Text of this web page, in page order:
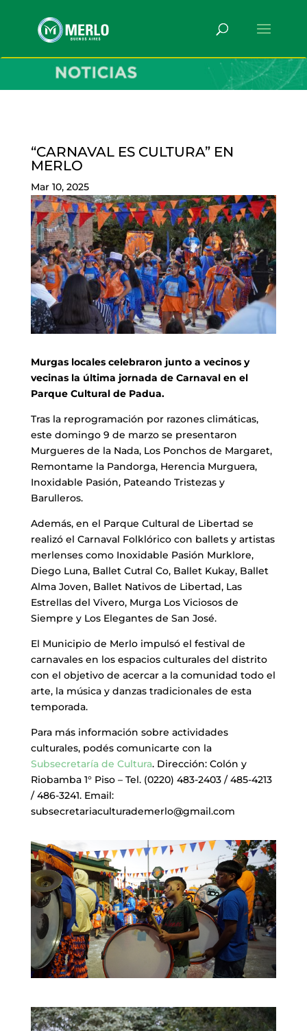
“CARNAVAL ES CULTURA” EN
MERLO
Mar 10, 2025
Murgas locales celebraron junto a vecinos y
vecinas la última jornada de Carnaval en el
Parque Cultural de Padua.
Tras la reprogramación por razones climáticas,
este domingo 9 de marzo se presentaron
Murgueres de la Nada, Los Ponchos de Margaret,
Remontame la Pandorga, Herencia Murguera,
Inoxidable Pasión, Pateando Tristezas y
Barulleros.
Además, en el Parque Cultural de Libertad se
realizó el Carnaval Folklórico con ballets y artistas
merlenses como Inoxidable Pasión Murklore,
Diego Luna, Ballet Cutral Co, Ballet Kukay, Ballet
Alma Joven, Ballet Nativos de Libertad, Las
Estrellas del Vivero, Murga Los Viciosos de
Siempre y Los Elegantes de San José.
El Municipio de Merlo impulsó el festival de
carnavales en los espacios culturales del distrito
con el objetivo de acercar a la comunidad todo el
arte, la música y danzas tradicionales de esta
temporada.
Para más información sobre actividades
culturales, podés comunicarte con la
Subsecretaría de Cultura. Dirección: Colón y
Riobamba 1° Piso – Tel. (0220) 483-2403 / 485-4213
/ 486-3241. Email:
subsecretariaculturademerlo@gmail.com